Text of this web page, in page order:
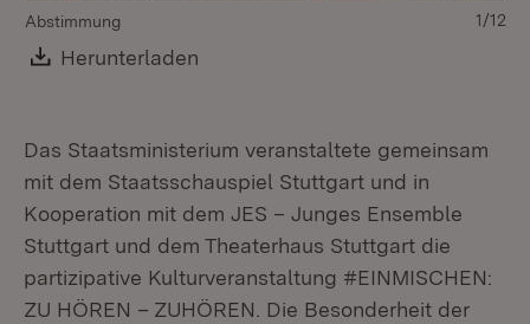
Abstimmung
Download:
Herunterladen
1/12
Das Staatsministerium veranstaltete gemeinsam
mit dem Staatsschauspiel Stuttgart und in
Kooperation mit dem JES – Junges Ensemble
Stuttgart und dem Theaterhaus Stuttgart die
partizipative Kulturveranstaltung #EINMISCHEN:
ZU HÖREN – ZUHÖREN. Die Besonderheit der